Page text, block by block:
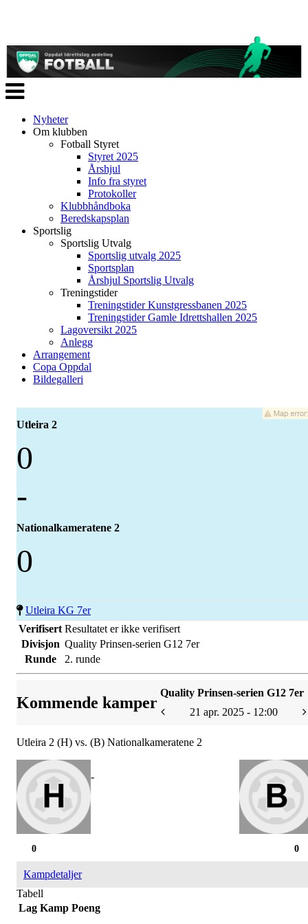
Veksle
navigasjon
Nyheter
Om klubben
Fotball Styret
Styret 2025
Årshjul
Info fra styret
Protokoller
Klubbhåndboka
Beredskapsplan
Sportslig
Sportslig Utvalg
Sportslig utvalg 2025
Sportsplan
Årshjul Sportslig Utvalg
Treningstider
Treningstider Kunstgressbanen 2025
Treningstider Gamle Idrettshallen 2025
Lagoversikt 2025
Anlegg
Arrangement
Copa Oppdal
Bildegalleri
Utleira 2
0
-
Nationalkameratene 2
0
Utleira KG 7er
Verifisert Resultatet er ikke verifisert
Divisjon Quality Prinsen-serien G12 7er
Runde
2. runde
Kommende kamper
Quality Prinsen-serien G12 7er
21 apr. 2025 - 12:00
Utleira 2 (H) vs. (B) Nationalkameratene 2
-
0
0
Kampdetaljer
Tabell
Lag Kamp Poeng